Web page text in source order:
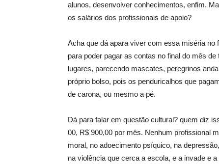
alunos, desenvolver conhecimentos, enfim.
os salários dos profissionais de apoio?
Acha que dá apara viver com essa miséria no
para poder pagar as contas no final do mês
lugares, parecendo mascates, peregrinos
próprio bolso, pois os penduricalhos que
de carona, ou mesmo a pé.
Dá para falar em questão cultural? quem diz
00, R$ 900,00 por mês. Nenhum profissional
moral, no adoecimento psíquico, na
na violência que cerca a escola, e a invade e a